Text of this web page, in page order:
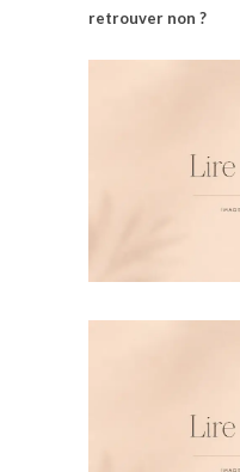
retrouver non ?